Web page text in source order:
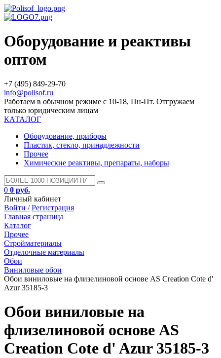
Оборудование и реактивы
оптом
+7 (495) 849-29-70
info@polisof.ru
Работаем в обычном режиме с 10-18, Пн-Пт. Отгружаем
только юридическим лицам
КАТАЛОГ
Оборудование, приборы
Пластик, стекло, принадлежности
Прочее
Химические реактивы, препараты, наборы
0 0 руб.
Личный кабинет
Войти / Регистрация
Главная страница
Каталог
Прочее
Стройматериалы
Отделочные материалы
Обои
Виниловые обои
Обои виниловые на флизелиновой основе AS Creation Cote d'
Azur 35185-3
Обои виниловые на
флизелиновой основе AS
Creation Cote d' Azur 35185-3